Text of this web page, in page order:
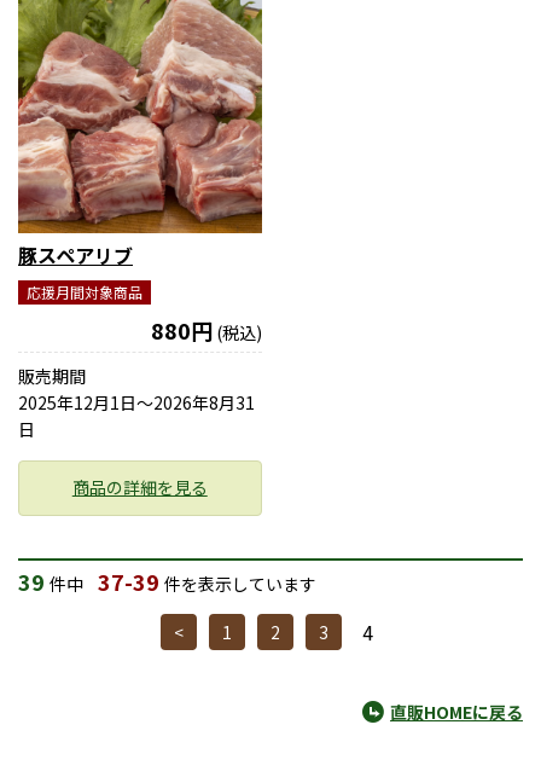
豚スペアリブ
応援月間対象商品
880円 (税込)
販売期間
2025年12月1日〜2026年8月31
日
商品の詳細を見る
39 件中 37-39 件を表示しています
<
1 2 3 4
直販HOMEに戻る